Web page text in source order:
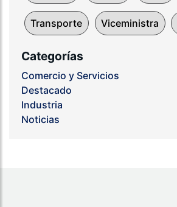
Transporte Viceministra
Categorías
Comercio y Servicios
Destacado
Industria
Noticias